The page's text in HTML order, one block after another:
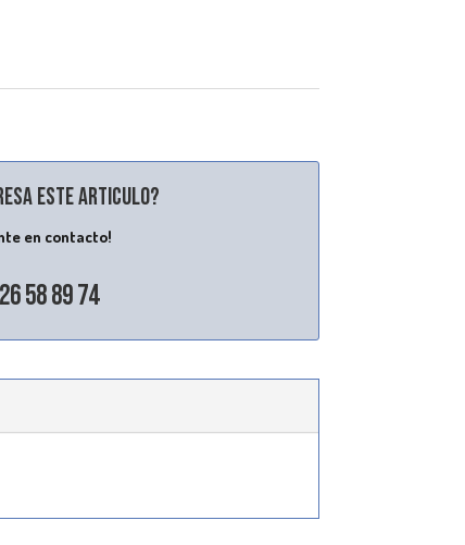
este articulo?
en contacto!
58 89 74